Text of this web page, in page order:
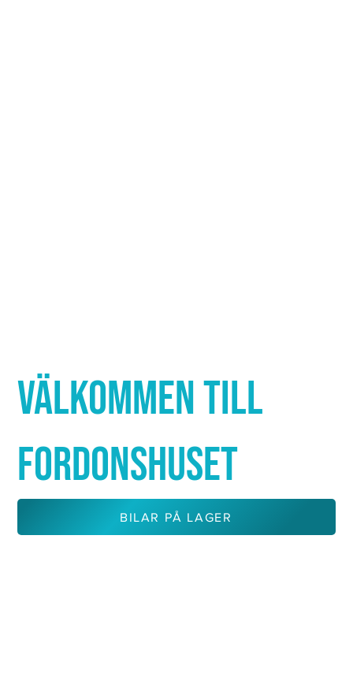
VÄLKOMMEN TILL
FORDONSHUSET
BILAR PÅ LAGER